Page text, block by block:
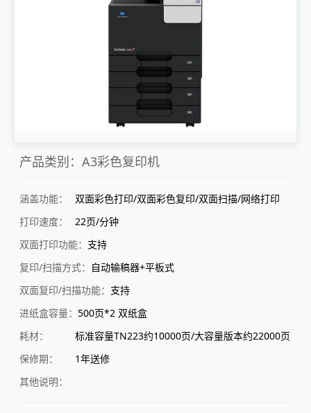
产品类别：A3彩色复印机
涵盖功能：
双面彩色打印/双面彩色复印/双面扫描/网络打印
打印速度：
22页/分钟
双面打印功能： 支持
复印/扫描方式： 自动输稿器+平板式
双面复印/扫描功能： 支持
进纸盒容量： 500页*2 双纸盒
耗材：
标准容量TN223约10000页/大容量版本约22000页
保修期：
1年送修
其他说明：